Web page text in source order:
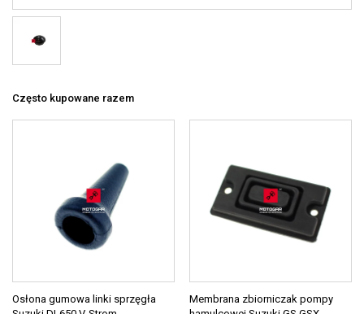
Często kupowane razem
Osłona gumowa linki sprzęgła
Membrana zbiorniczak pompy